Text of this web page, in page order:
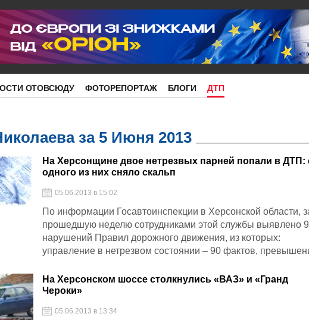
ОТОВСЮДУ ФОТОРЕПОРТАЖ БЛОГИ ДТП
за 5 Июня 2013
На Херсонщине двое нетрезвых парней попали в ДТП:
одного из них сняло скальп
05.06.2013 в 15:02
По информации Госавтоинспекции в Херсонской области,
прошедшую неделю сотрудниками этой службы выявлено
нарушений Правил дорожного движения, из которых:
управление в нетрезвом состоянии – 90 фактов,
разметки – 86 и др.
На Херсонском шоссе столкнулись «ВАЗ» и «Гранд
Чероки»
05.06.2013 в 13:34